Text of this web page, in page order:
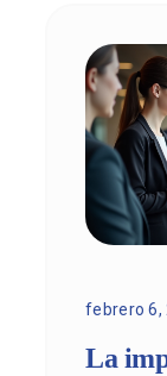
febrero 6,
La